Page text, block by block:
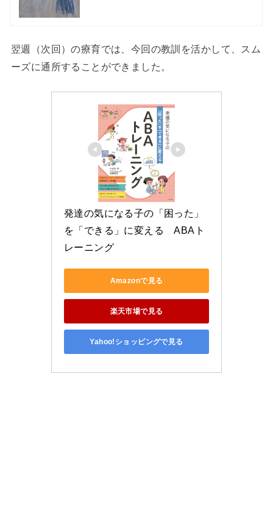
翌週（次回）の療育では、今回の教訓を活かして、スム
ーズに通所することができました。
発達の気になる子の「困った」
を「できる」に変える　ABAト
レーニング
Amazonで見る
楽天市場で見る
Yahoo!ショッピングで見る